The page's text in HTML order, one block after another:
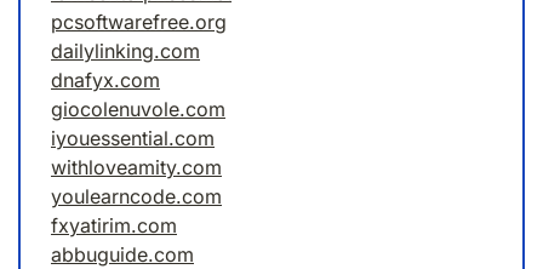
pcsoftwarefree.org
dailylinking.com
dnafyx.com
giocolenuvole.com
iyouessential.com
withloveamity.com
youlearncode.com
fxyatirim.com
abbuguide.com